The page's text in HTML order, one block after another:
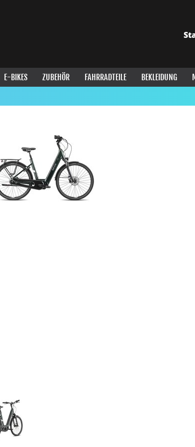
E-BIKES ZUBEHÖR FAHRRADTEILE BEKLEIDUNG